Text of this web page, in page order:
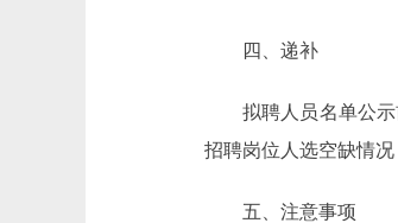
四、递补
拟聘人员名单公
招聘岗位人选空缺情况
五、注意事项